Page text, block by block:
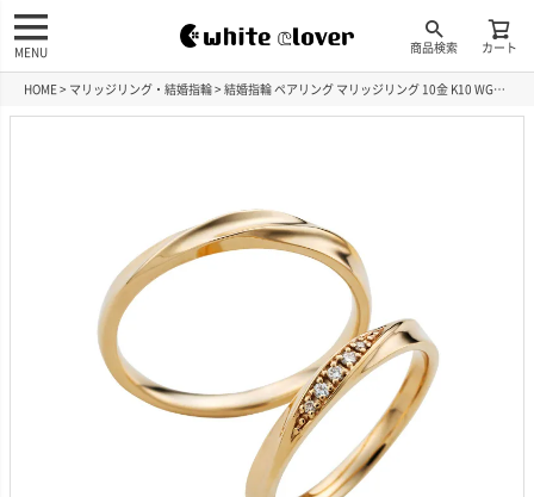
商品検索 カート
MENU
HOME マリッジリング・結婚指輪 結婚指輪 ペアリング マリッジリング 10金 K10 WGR207K10YG&WGR208K10YG